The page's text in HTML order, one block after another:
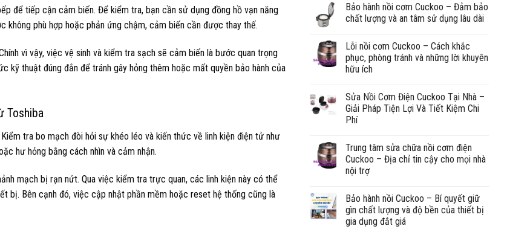
để tiếp cận cảm biến. Để kiểm tra, bạn cần sử dụng đồng hồ vạn năng
phù hợp hoặc phản ứng chậm, cảm biến cần được thay thế.
vì vậy, việc vệ sinh và kiểm tra sạch sẽ cảm biến là bước quan trọng
thuật đúng đắn để tránh gây hỏng thêm hoặc mất quyền bảo hành của
Toshiba
tra bo mạch đòi hỏi sự khéo léo và kiến thức về linh kiện điện tử như
hư hỏng bằng cách nhìn và cảm nhận.
mạch bị rạn nứt. Qua việc kiểm tra trực quan, các linh kiện này có thể
bị. Bên cạnh đó, việc cập nhật phần mềm hoặc reset hệ thống cũng là
Bảo hành nồi cơm Cuckoo – Đảm bảo
chất lượng và an tâm sử dụng lâu dài
Lỗi nồi cơm Cuckoo – Cách khắc
phục, phòng tránh và những lời khuyên
hữu ích
Sửa Nồi Cơm Điện Cuckoo Tại Nhà –
Giải Pháp Tiện Lợi Và Tiết Kiệm Chi
Phí
Trung tâm sửa chữa nồi cơm điện
Cuckoo – Địa chỉ tin cậy cho mọi nhà
nội trợ
Bảo hành nồi Cuckoo – Bí quyết giữ
gìn chất lượng và độ bền của thiết bị
gia dụng đắt giá